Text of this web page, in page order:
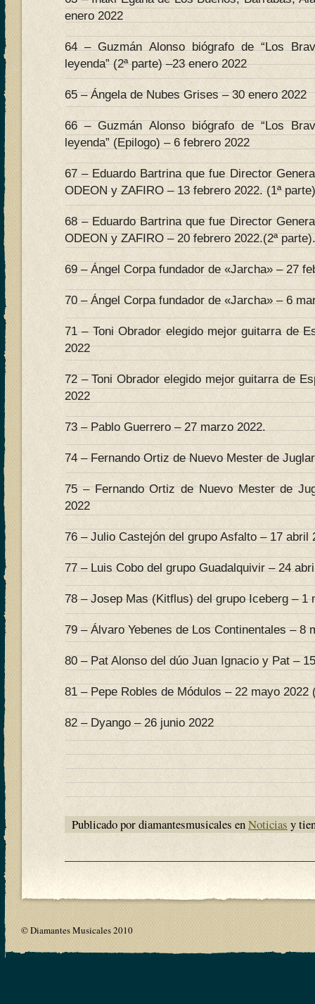
enero 2022
64 – Guzmán Alonso biógrafo de “Los
leyenda” (2ª parte) –23 enero 2022
65 – Ángela de Nubes Grises – 30 enero 2022
66 – Guzmán Alonso biógrafo de “Los
leyenda” (Epilogo) – 6 febrero 2022
67 – Eduardo Bartrina que fue Director
ODEON y ZAFIRO – 13 febrero 2022. (1ª
68 – Eduardo Bartrina que fue Director
ODEON y ZAFIRO – 20 febrero 2022.(2ª parte).
69 – Ángel Corpa fundador de «Jarcha» – 27
70 – Ángel Corpa fundador de «Jarcha» – 6
71 – Toni Obrador elegido mejor guitarra de
2022
72 – Toni Obrador elegido mejor guitarra de
2022
73 – Pablo Guerrero – 27 marzo 2022.
74 – Fernando Ortiz de Nuevo Mester de
75 – Fernando Ortiz de Nuevo Mester de
2022
76 – Julio Castejón del grupo Asfalto – 17 abril
77 – Luis Cobo del grupo Guadalquivir – 24
78 – Josep Mas (Kitflus) del grupo Iceberg – 1
79 – Álvaro Yebenes de Los Continentales – 8
80 – Pat Alonso del dúo Juan Ignacio y Pat –
81 – Pepe Robles de Módulos – 22 mayo 2022
82 – Dyango – 26 junio 2022
Publicado por diamantesmusicales enNoticias y
© Diamantes Musicales 2010